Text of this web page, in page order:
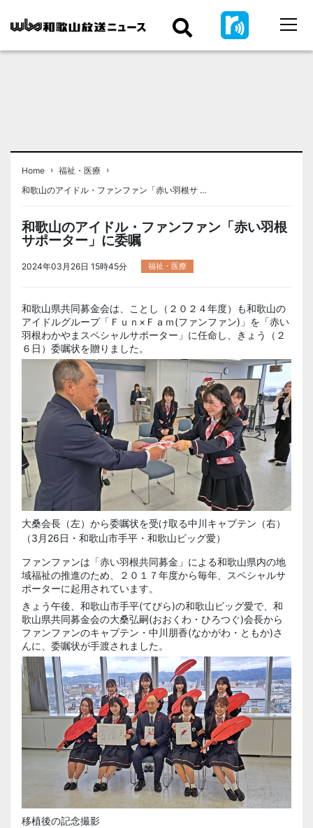
Home › 福祉・医療 ›
和歌山のアイドル・ファンファン「赤い羽根サ …
和歌山のアイドル・ファンファン「赤い羽根
サポーター」に委嘱
2024年03月26日 15時45分 福祉・医療
和歌山県共同募金会は、ことし（２０２４年度）も和歌山の
アイドルグループ「 Ｆｕｎ × Ｆａｍ(ファンファン)」を「赤い
羽根わかやまスペシャルサポーター」に任命し、きょう（２
６日）委嘱状を贈りました。
大桑会長（左）から委嘱状を受け取る中川キャプテン（右）
（3月26日・和歌山市手平・和歌山ビッグ愛）
ファンファンは「赤い羽根共同募金」による和歌山県内の地
域福祉の推進のため、２０１７年度から毎年、スペシャルサ
ポーターに起用されています。
きょう午後、和歌山市手平(てびら)の和歌山ビッグ愛で、和
歌山県共同募金会の大桑弘嗣(おおくわ・ひろつぐ)会長から
ファンファンのキャプテン・ 中川朋香(なかがわ・ともか)さ
んに、委嘱状が手渡されました。
移植後の記念撮影